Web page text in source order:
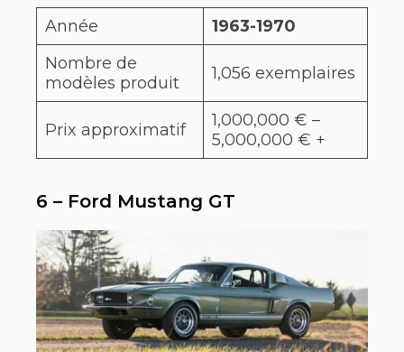
Année
1963-1970
Nombre de
modèles produit
1,056 exemplaires
Prix approximatif
1,000,000 € –
5,000,000 € +
6 – Ford Mustang GT